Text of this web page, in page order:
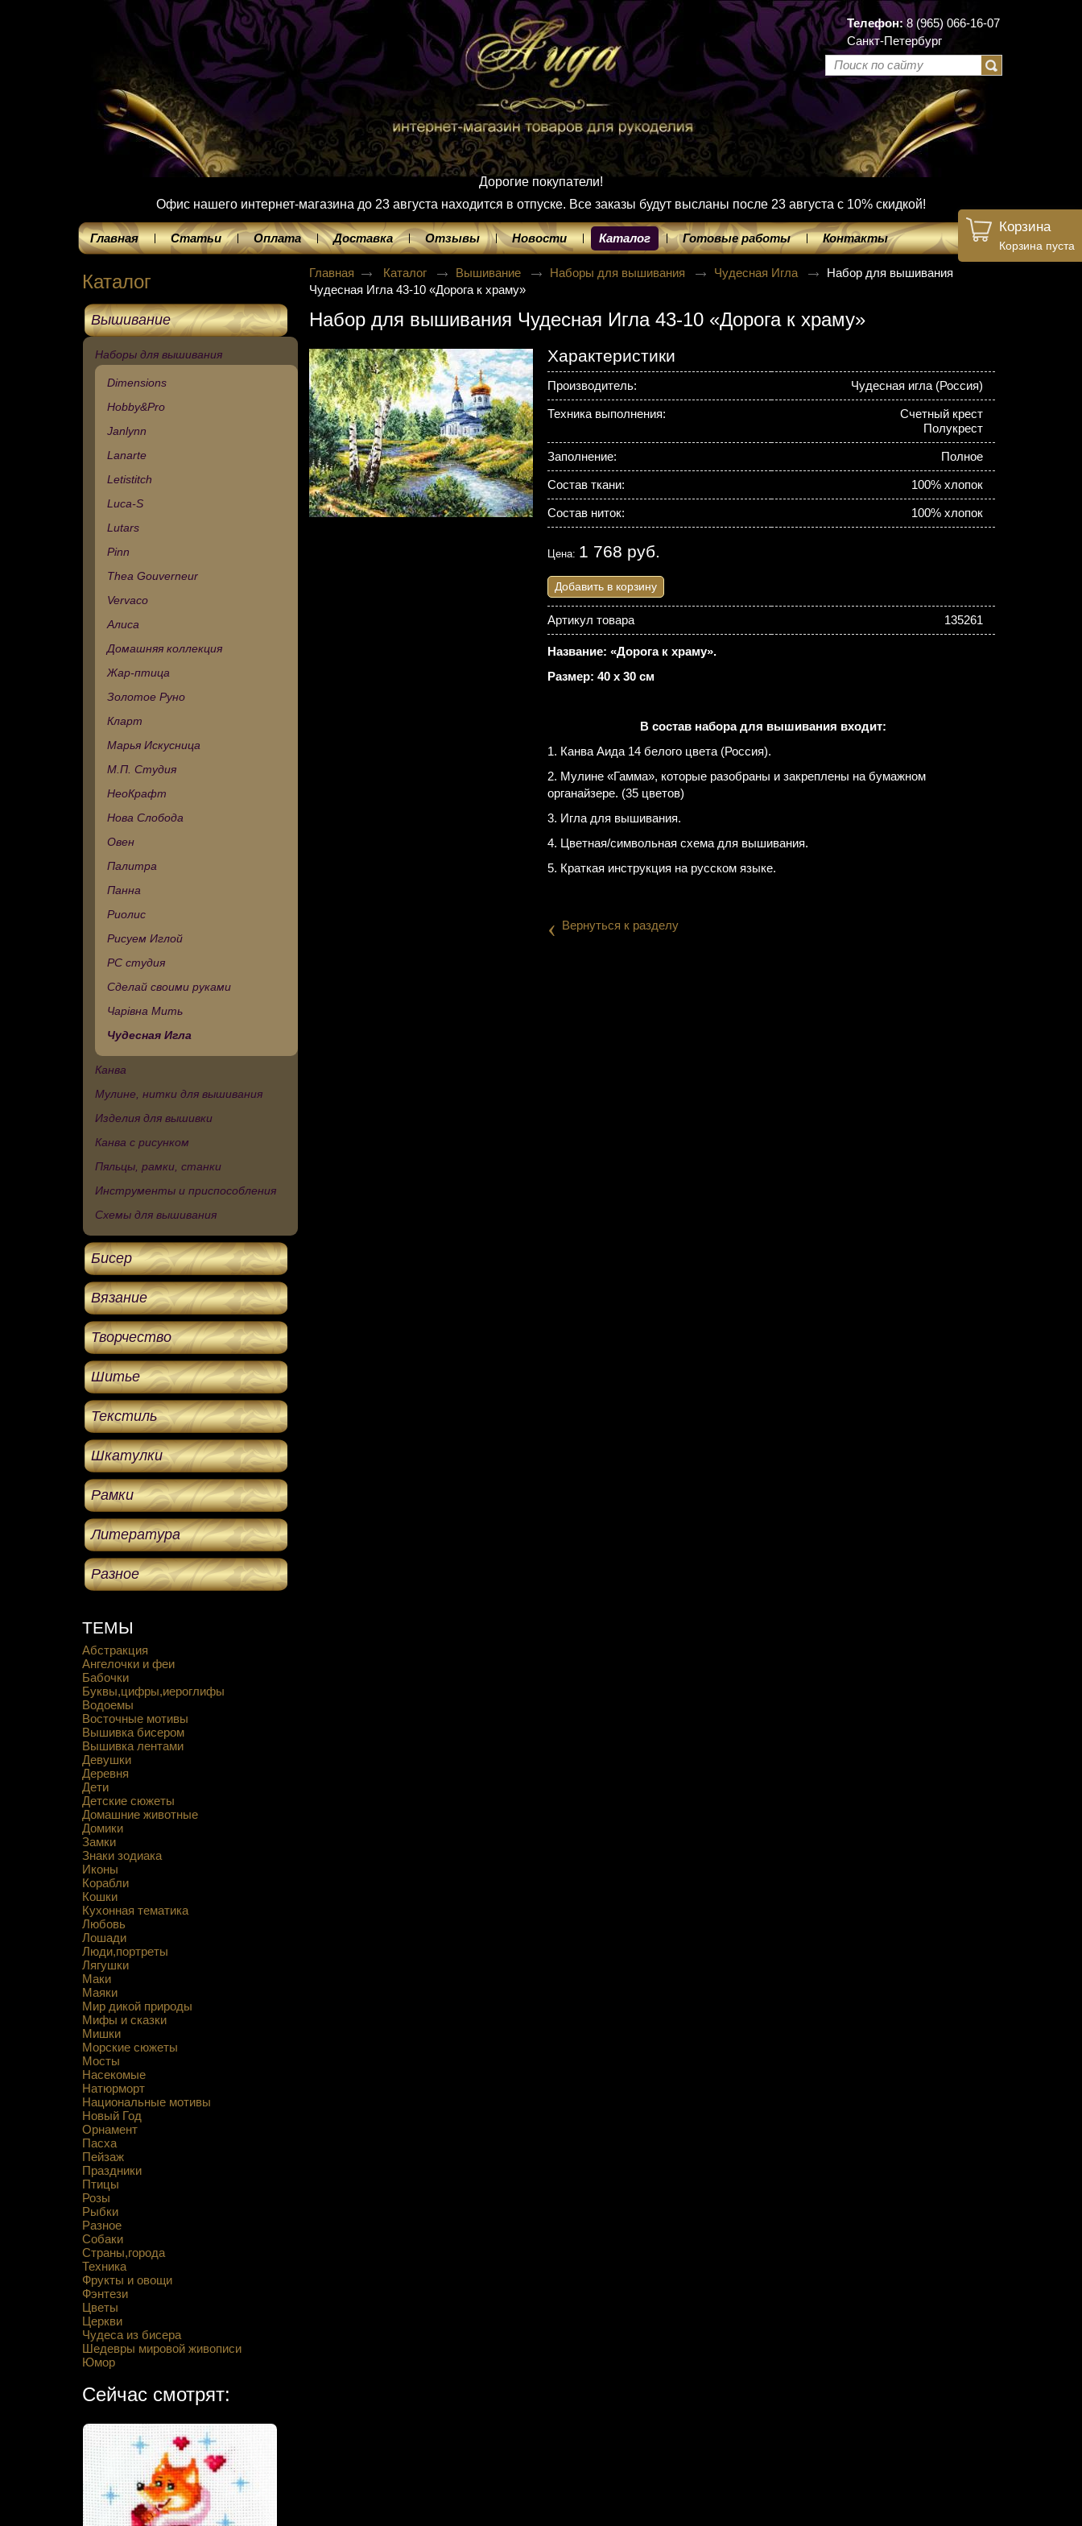
Телефон:8 (965) 066-16-07
Санкт-Петербург
Дорогие покупатели!
Офис нашего интернет-магазина до 23 августа находится в отпуске. Все заказы будут высланы после 23 августа с 10% скидкой!
Главная Статьи Оплата Доставка Отзывы Новости Каталог Готовые работы Контакты
Каталог
Вышивание
Наборы для вышивания
Dimensions
Hobby&Pro
Janlynn
Lanarte
Letistitch
Luca-S
Lutars
Pinn
Thea Gouverneur
Vervaco
Алиса
Домашняя коллекция
Жар-птица
Золотое Руно
Кларт
Марья Искусница
М.П. Студия
НеоКрафт
Нова Слобода
Овен
Палитра
Панна
Риолис
Рисуем Иглой
РС студия
Сделай своими руками
Чарівна Мить
Чудесная Игла
Канва
Мулине, нитки для вышивания
Изделия для вышивки
Канва с рисунком
Пяльцы, рамки, станки
Инструменты и приспособления
Схемы для вышивания
Бисер
Вязание
Творчество
Шитье
Текстиль
Шкатулки
Рамки
Литература
Разное
Корзина
Корзина пуста
ТЕМЫ
Абстракция
Ангелочки и феи
Бабочки
Буквы,цифры,иероглифы
Водоемы
Восточные мотивы
Вышивка бисером
Вышивка лентами
Девушки
Деревня
Дети
Детские сюжеты
Домашние животные
Домики
Замки
Знаки зодиака
Иконы
Корабли
Кошки
Кухонная тематика
Любовь
Лошади
Люди,портреты
Лягушки
Маки
Маяки
Мир дикой природы
Мифы и сказки
Мишки
Морские сюжеты
Мосты
Насекомые
Натюрморт
Национальные мотивы
Новый Год
Орнамент
Пасха
Пейзаж
Праздники
Птицы
Розы
Рыбки
Разное
Собаки
Страны,города
Техника
Фрукты и овощи
Фэнтези
Цветы
Церкви
Чудеса из бисера
Шедевры мировой живописи
Юмор
Сейчас смотрят:
Главная Каталог Вышивание Наборы для вышивания Чудесная Игла
Набор для вышивания
Чудесная Игла 43-10 «Дорога к храму»
Набор для вышивания Чудесная Игла 43-10 «Дорога к храму»
Характеристики
Производитель: Чудесная игла (Россия)
Техника выполнения:
Счетный крест
Полукрест
Заполнение: Полное
Состав ткани: 100% хлопок
Состав ниток: 100% хлопок
Цена: 1 768 руб.
Добавить в корзину
Артикул товара 135261
Название: «Дорога к храму».
Размер: 40 х 30 см
В состав набора для вышивания входит:
1. Канва Аида 14 белого цвета (Россия).
2. Мулине «Гамма», которые разобраны и закреплены на бумажном
органайзере. (35 цветов)
3. Игла для вышивания.
4. Цветная/символьная схема для вышивания.
5. Краткая инструкция на русском языке.
‹ Вернуться к разделу